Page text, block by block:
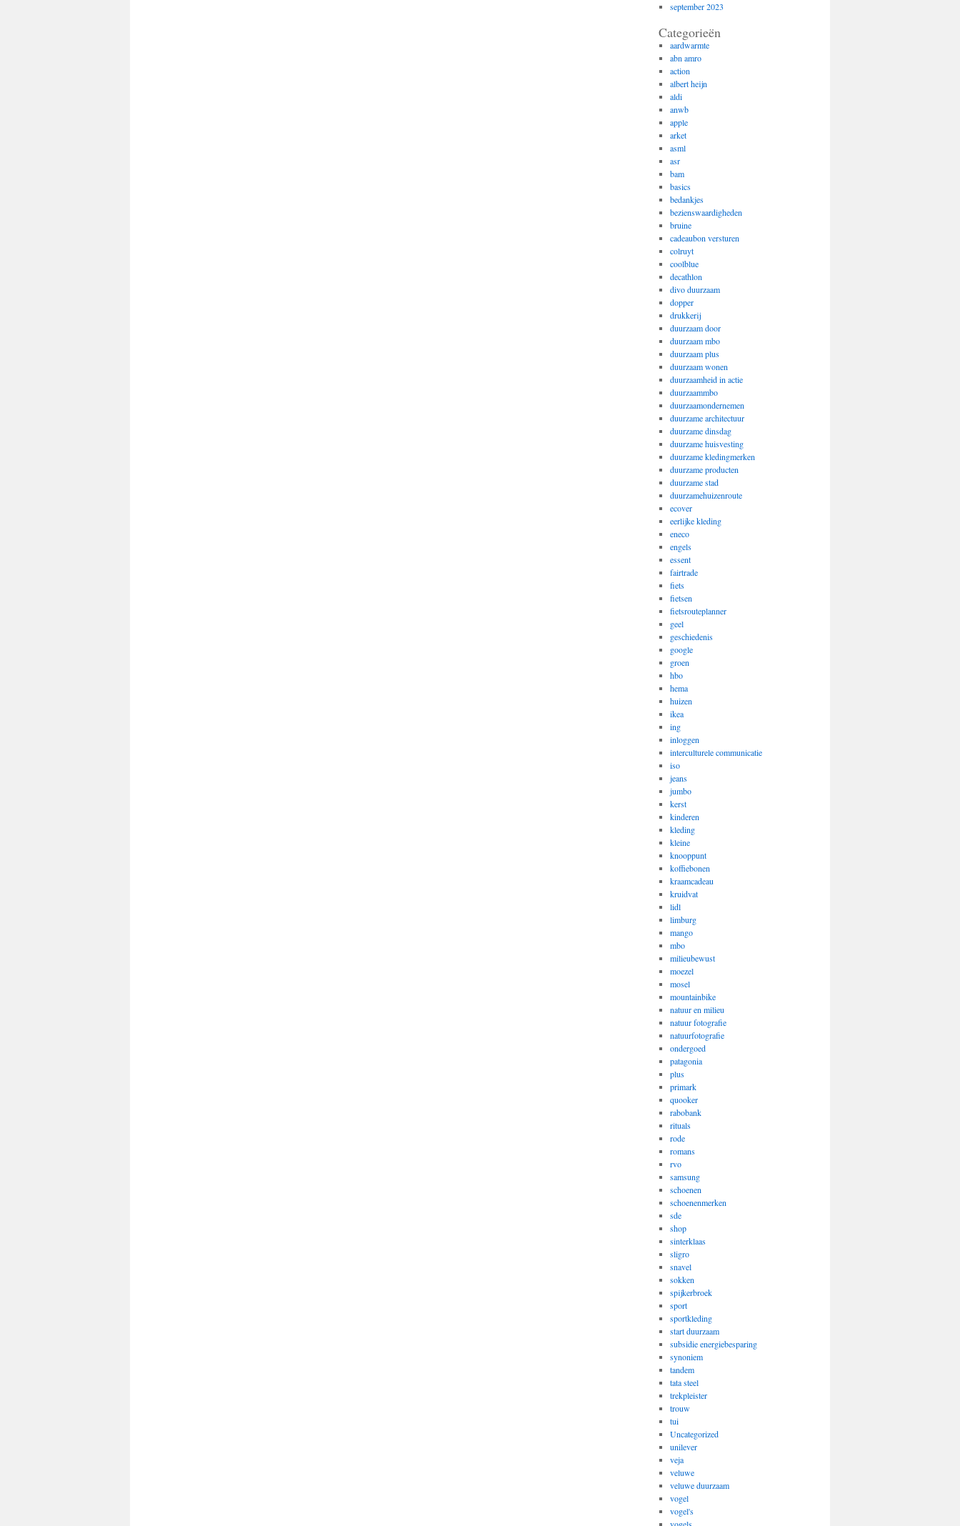
september 2023
Categorieën
aardwarmte
abn amro
action
albert heijn
aldi
anwb
apple
arket
asml
asr
bam
basics
bedankjes
bezienswaardigheden
bruine
cadeaubon versturen
colruyt
coolblue
decathlon
divo duurzaam
dopper
drukkerij
duurzaam door
duurzaam mbo
duurzaam plus
duurzaam wonen
duurzaamheid in actie
duurzaammbo
duurzaamondernemen
duurzame architectuur
duurzame dinsdag
duurzame huisvesting
duurzame kledingmerken
duurzame producten
duurzame stad
duurzamehuizenroute
ecover
eerlijke kleding
eneco
engels
essent
fairtrade
fiets
fietsen
fietsrouteplanner
geel
geschiedenis
google
groen
hbo
hema
huizen
ikea
ing
inloggen
interculturele communicatie
iso
jeans
jumbo
kerst
kinderen
kleding
kleine
knooppunt
koffiebonen
kraamcadeau
kruidvat
lidl
limburg
mango
mbo
milieubewust
moezel
mosel
mountainbike
natuur en milieu
natuur fotografie
natuurfotografie
ondergoed
patagonia
plus
primark
quooker
rabobank
rituals
rode
romans
rvo
samsung
schoenen
schoenenmerken
sde
shop
sinterklaas
sligro
snavel
sokken
spijkerbroek
sport
sportkleding
start duurzaam
subsidie energiebesparing
synoniem
tandem
tata steel
trekpleister
trouw
tui
Uncategorized
unilever
veja
veluwe
veluwe duurzaam
vogel
vogel's